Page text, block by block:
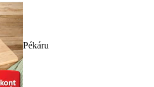
Pékáru